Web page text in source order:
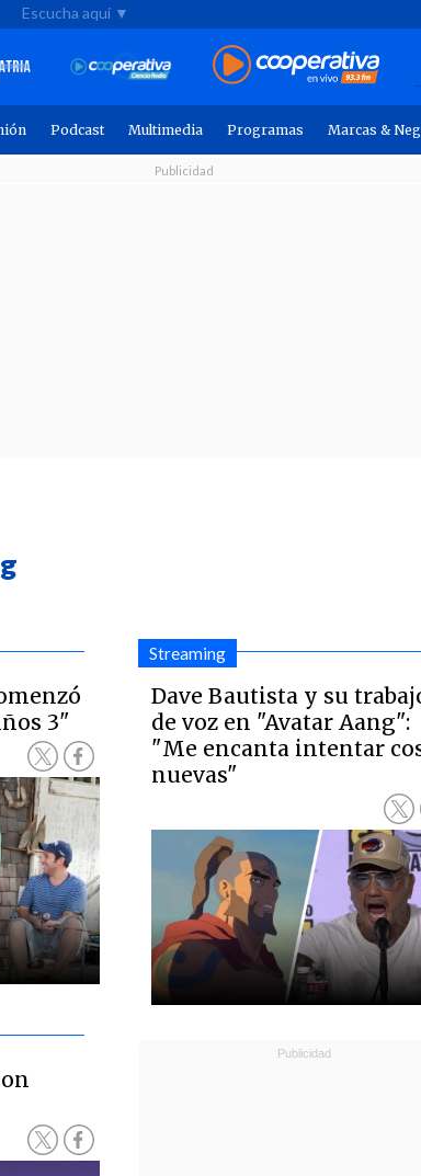
Escucha aquí ▼
Podcast Multimedia Programas Marcas &
3"
Streaming
Dave Bautista y su
de voz en "Avatar Aang":
"Me encanta intentar
nuevas"